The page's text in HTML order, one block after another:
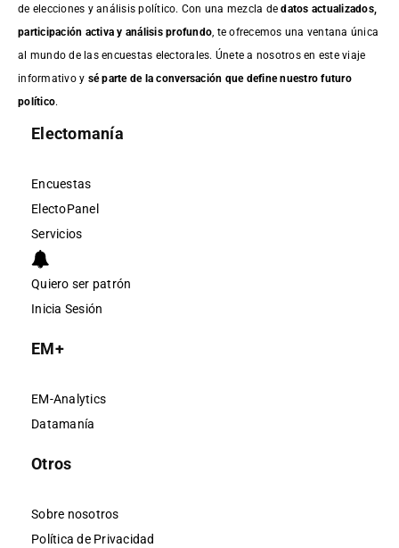
de elecciones y análisis político. Con una mezcla dedatos actualizados,
participación activa y análisis profundo , te ofrecemos una ventana única
al mundo de las encuestas electorales. Únete a nosotros en este viaje
informativo y sé parte de la conversación que define nuestro futuro
político.
Electomanía
Encuestas
ElectoPanel
Servicios
Quiero ser patrón
Inicia Sesión
EM+
EM-Analytics
Datamanía
Otros
Sobre nosotros
Política de Privacidad